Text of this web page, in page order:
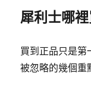
犀利士哪
買到正品只是第
被忽略的幾個重